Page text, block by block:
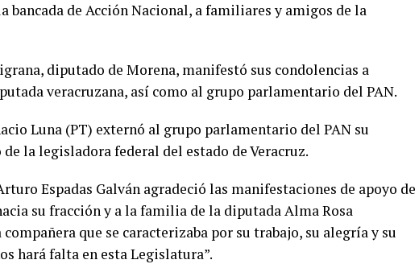
bancada de Acción Nacional, a familiares y amigos de la
diputado de Morena, manifestó sus condolencias a
veracruzana, así como al grupo parlamentario del PAN.
Luna (PT) externó al grupo parlamentario del PAN su
la legisladora federal del estado de Veracruz.
Espadas Galván agradeció las manifestaciones de apoyo de
su fracción y a la familia de la diputada Alma Rosa
compañera que se caracterizaba por su trabajo, su alegría y su
hará falta en esta Legislatura”.